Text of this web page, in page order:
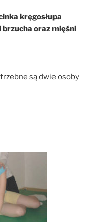
kręgosłupa
oraz mięśni
są dwie osoby